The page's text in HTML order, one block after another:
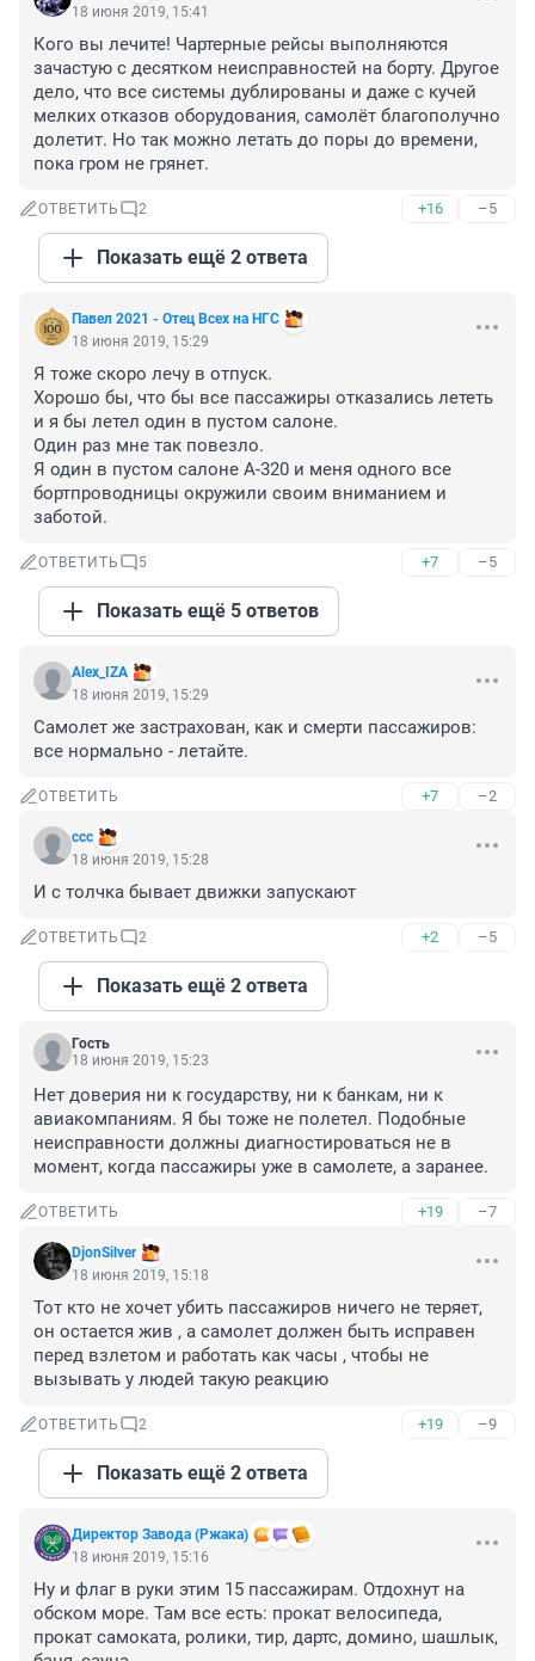
18 июня 2019, 15:41
Кого вы лечите! Чартерные рейсы выполняются
зачастую с десятком неисправностей на борту. Другое
дело, что все системы дублированы и даже с кучей
мелких отказов оборудования, самолёт благополучно
долетит. Но так можно летать до поры до времени,
пока гром не грянет.
ОТВЕТИТЬ 2 +16 –5
Показать ещё 2 ответа
Павел 2021 - Отец Всех на НГС
18 июня 2019, 15:29
Я тоже скоро лечу в отпуск.
Хорошо бы, что бы все пассажиры отказались лететь
и я бы летел один в пустом салоне.
Один раз мне так повезло.
Я один в пустом салоне А-320 и меня одного все
бортпроводницы окружили своим вниманием и
заботой.
ОТВЕТИТЬ 5 +7 –5
Показать ещё 5 ответов
Alex_IZA
18 июня 2019, 15:29
Самолет же застрахован, как и смерти пассажиров:
все нормально - летайте.
ОТВЕТИТЬ +7 –2
ссс
18 июня 2019, 15:28
И с толчка бывает движки запускают
ОТВЕТИТЬ 2 +2 –5
Показать ещё 2 ответа
Гость
18 июня 2019, 15:23
Нет доверия ни к государству, ни к банкам, ни к
авиакомпаниям. Я бы тоже не полетел. Подобные
неисправности должны диагностироваться не в
момент, когда пассажиры уже в самолете, а заранее.
ОТВЕТИТЬ +19 –7
DjonSilver
18 июня 2019, 15:18
Тот кто не хочет убить пассажиров ничего не теряет,
он остается жив , а самолет должен быть исправен
перед взлетом и работать как часы , чтобы не
вызывать у людей такую реакцию
ОТВЕТИТЬ 2 +19 –9
Показать ещё 2 ответа
Директор Завода (Ржака)
18 июня 2019, 15:16
Ну и флаг в руки этим 15 пассажирам. Отдохнут на
обском море. Там все есть: прокат велосипеда,
прокат самоката, ролики, тир, дартс, домино, шашлык,